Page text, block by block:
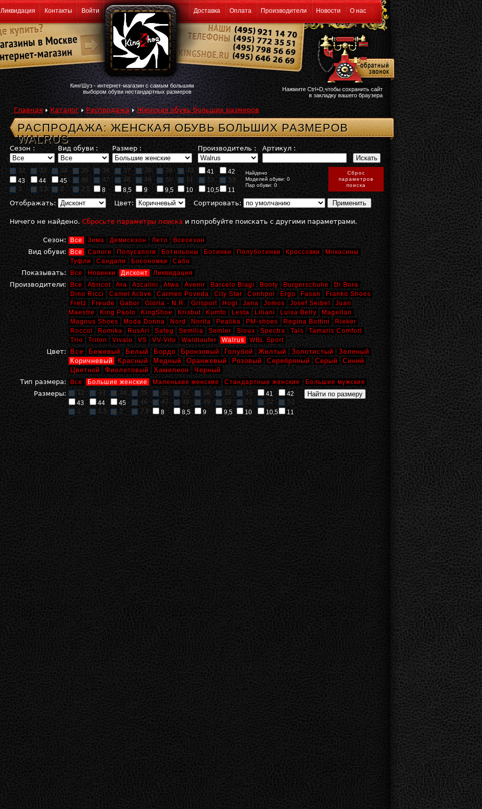
Ликвидация Контакты Войти Доставка Оплата Производители Новости О нас
КингШуз - интернет-магазин с самым большим
выбором обуви нестандартных размеров
Нажмите Ctrl+D,чтобы сохранить сайт
в закладку вашего браузера
Главная Каталог Распродажа Женская обувь больших размеров
РАСПРОДАЖА: ЖЕНСКАЯ ОБУВЬ БОЛЬШИХ РАЗМЕРОВ
WALRUS
Сезон : Вид обуви : Размер : Производитель : Артикул :
32 33 34 35 36 37 38 39 40 41
42
43
44 45 46 47 48 49 50 51 52
53
1
1,5 2 2,5 8 8,5 9 9,5 10 10,5 11
Найдено
Моделей обуви: 0
Пар обуви: 0
Сброс
параметров
поиска
Отображать: Цвет: Сортировать:
Ничего не найдено. Сбросьте параметры поиска и попробуйте поискать с другими параметрами.
Сезон: Все Зима Демисезон Лето Всесезон
Вид обуви: Все Сапоги Полусапоги Ботильоны Ботинки Полуботинки Кроссовки
Мокасины
Туфли
Сандали Босоножки Сабо
Показывать: Все Новинки Дисконт Ликвидация
Производители: Все Abricot Ara Ascalini Atwa Avenir Barcelo Biagi Bonty Burgerschuhe
Di Bora
Dino Ricci
Camel Active Carmen Poveda City Star Conhpol Ergo Fasan
Franko Shoes
Fretz
Freude Gabor Gloria - N.R. Grisport Hogl Jana Jomos Josef Seibel
Juan
Maestre
King Paolo KingShoe Krisbut Kumfo Lesta Liliani Luisa Belly
Magellan
Magnus Shoes
Moda Donna Nord Norita Peatika PM-shoes Regina Bottini
Rieker
Roccol
Romika RusAri Sateg Semilia Semler Sioux Spectra Tais
Tamaris Comfort
Trio
Triton Vivalo VS VV-Vito Waldlaufer Walrus WBL Sport
Цвет: Все Бежевый Белый Бордо Бронзовый Голубой Желтый Золотистый
Зеленый
Коричневый
Красный Медный Оранжевый Розовый Серебряный Серый
Синий
Цветной
Фиолетовый Хамелеон
Черный
Тип размера:
Все Большие женские Маленькие женские Стандартные женские Большие мужские
Размеры: 32 33 34 35 36 37 38 39 40 41
42
43
44 45 46 47 48 49 50 51 52
53
1
1,5 2 2,5 8 8,5 9 9,5 10 10,5 11